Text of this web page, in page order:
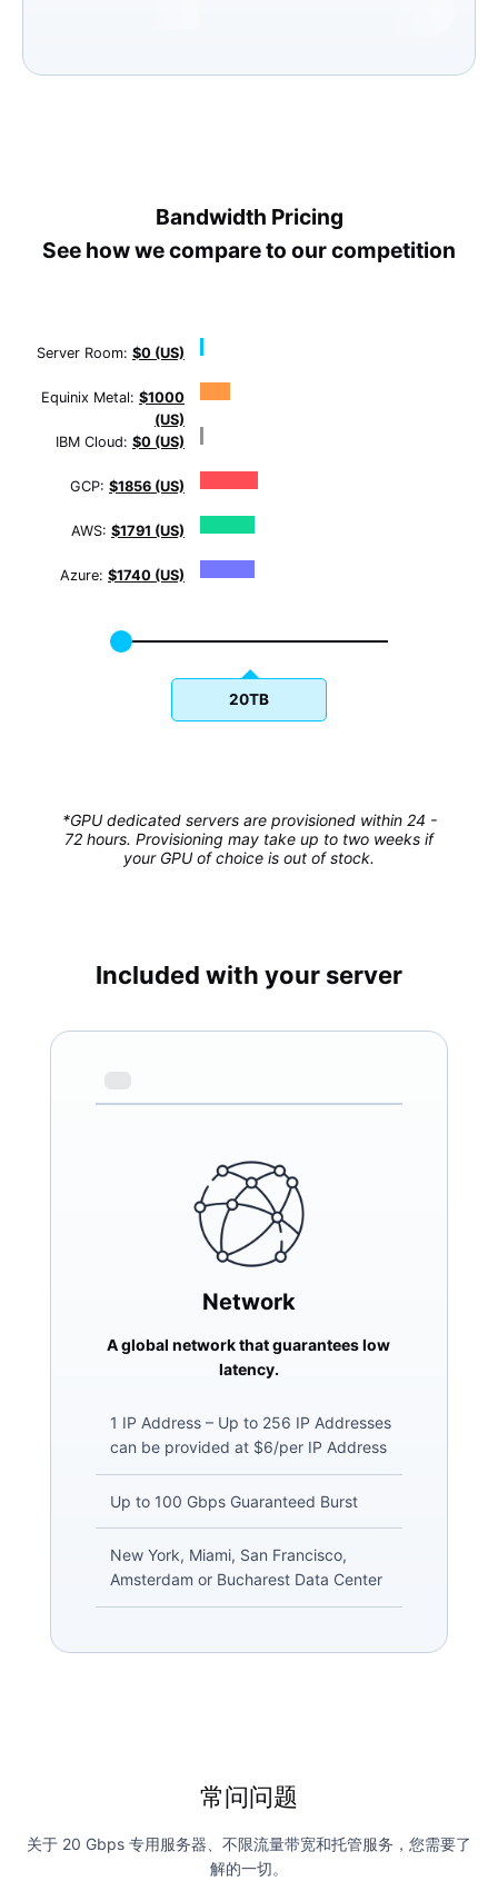
Bandwidth Pricing
See how we compare to our competition
Server Room: $0 (US)
Equinix Metal: $1000
(US)
IBM Cloud: $0 (US)
GCP: $1856 (US)
AWS: $1791 (US)
Azure: $1740 (US)
20TB
*GPU dedicated servers are provisioned within 24 -
72 hours. Provisioning may take up to two weeks if
your GPU of choice is out of stock.
Included with your server
Network
A global network that guarantees low
latency.
1 IP Address – Up to 256 IP Addresses
can be provided at $6/per IP Address
Up to 100 Gbps Guaranteed Burst
New York, Miami, San Francisco,
Amsterdam or Bucharest Data Center
常问问题
关于 20 Gbps 专用服务器、不限流量带宽和托管服务，您需要了
解的一切。